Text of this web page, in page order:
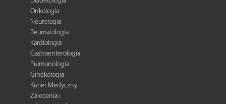
Onkologia
Neurologia
Reumatologia
Kardiologia
Gastroenterologia
Pulmonologia
Ginekologia
Kurier Medyczny
Zalecenia i